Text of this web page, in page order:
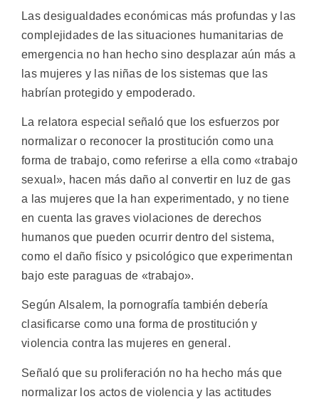
Las desigualdades económicas más profundas y las
complejidades de las situaciones humanitarias de
emergencia no han hecho sino desplazar aún más a
las mujeres y las niñas de los sistemas que las
habrían protegido y empoderado.
La relatora especial señaló que los esfuerzos por
normalizar o reconocer la prostitución como una
forma de trabajo, como referirse a ella como «trabajo
sexual», hacen más daño al convertir en luz de gas
a las mujeres que la han experimentado, y no tiene
en cuenta las graves violaciones de derechos
humanos que pueden ocurrir dentro del sistema,
como el daño físico y psicológico que experimentan
bajo este paraguas de «trabajo».
Según Alsalem, la pornografía también debería
clasificarse como una forma de prostitución y
violencia contra las mujeres en general.
Señaló que su proliferación no ha hecho más que
normalizar los actos de violencia y las actitudes